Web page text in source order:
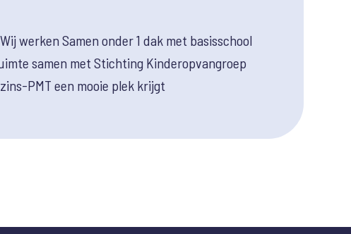
werken Samen onder 1 dak met basisschool
samen met Stichting Kinderopvangroep
PMT een mooie plek krijgt